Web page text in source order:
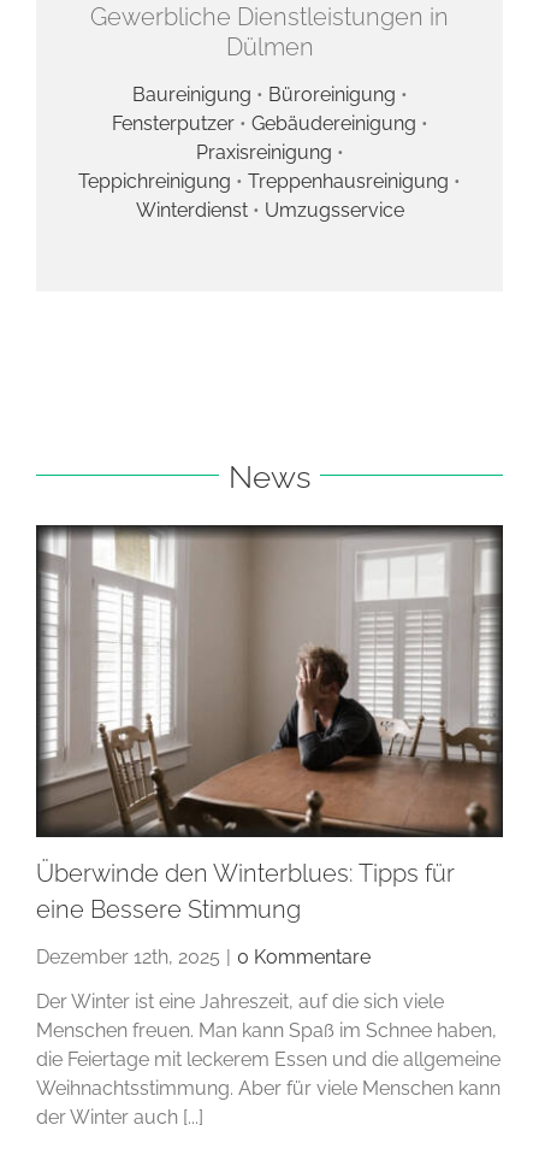
Gewerbliche Dienstleistungen in
Dülmen
Baureinigung • Büroreinigung •
Fensterputzer• Gebäudereinigung •
Praxisreinigung •
Teppichreinigung • Treppenhausreinigung •
Winterdienst • Umzugsservice
News
Überwinde den Winterblues: Tipps für
eine Bessere Stimmung
Dezember 12th, 2025 | 0 Kommentare
Der Winter ist eine Jahreszeit, auf die sich viele
Menschen freuen. Man kann Spaß im Schnee haben,
die Feiertage mit leckerem Essen und die allgemeine
Weihnachtsstimmung. Aber für viele Menschen kann
der Winter auch [...]